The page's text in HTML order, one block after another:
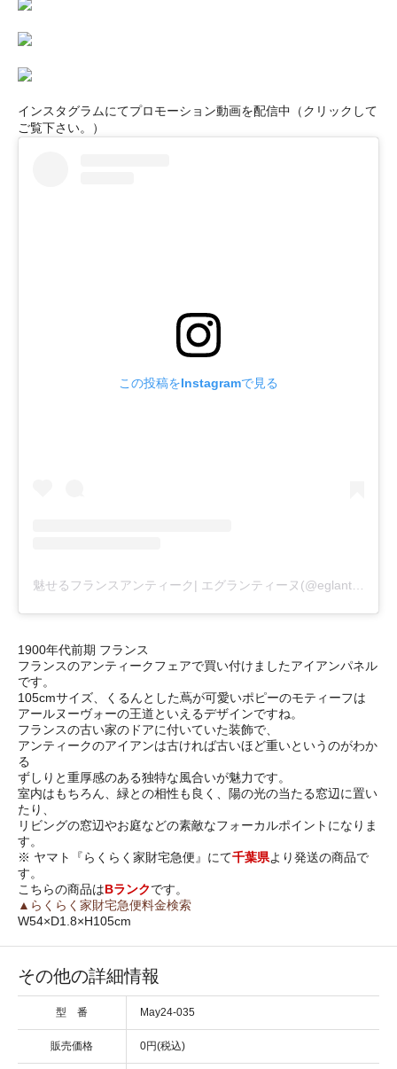
インスタグラムにてプロモーション動画を配信中（クリックして
ご覧下さい。）
この投稿をInstagramで見る
1900年代前期 フランス
フランスのアンティークフェアで買い付けましたアイアンパネル
です。
105cmサイズ、くるんとした蔦が可愛いポピーのモティーフは
アールヌーヴォーの王道といえるデザインですね。
フランスの古い家のドアに付いていた装飾で、
アンティークのアイアンは古ければ古いほど重いというのがわか
る
ずしりと重厚感のある独特な風合いが魅力です。
室内はもちろん、緑との相性も良く、陽の光の当たる窓辺に置い
たり、
リビングの窓辺やお庭などの素敵なフォーカルポイントになりま
す。
※ ヤマト『らくらく家財宅急便』にて千葉県より発送の商品で
す。
こちらの商品はBランクです。
▲らくらく家財宅急便料金検索
W54×D1.8×H105cm
その他の詳細情報
型 番 May24-035
販売価格 0円(税込)